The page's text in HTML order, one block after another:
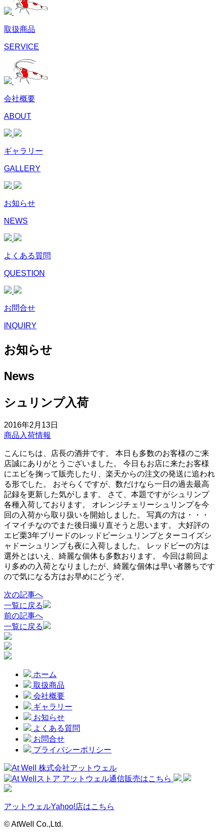
取扱商品
SERVICE
会社概要
ABOUT
ギャラリー
GALLERY
お知らせ
NEWS
よくある質問
QUESTION
お問合せ
INQUIRY
お知らせ
News
シュリンプ入荷
2016年2月13日
商品入荷情報
こんにちは、店長の酒井です。 本日も多数のお客様のご来
店誠にありがとうございました。 今日もお店に来たお客様
にエビを掬って販売したり、楽天からの注文の発送に追われ
る形でした。 おそらくですが、数だけなら一日の過去最高
記録を更新した気がします。 さて、本題ですがシュリンプ
各種入荷しております。 オレンジチェリーシュリンプを今
回の入荷から取り扱いを開始しました。 写真の方は・・・
イマイチなのでまた後日撮り直そうと思います。 大好評の
エビ栗3年ブリードのレッドビーシュリンプとターコイズシ
ャドーシュリンプも夜に入荷しました。 レッドビーの方は
選外とはいえ、綺麗な個体も多数おります。 今回は前回よ
り多めの入荷となりましたが、綺麗な個体は早い者勝ちです
ので気になる方はお早めにどうぞ。
次の記事へ
一覧に戻る
前の記事へ
一覧に戻る
ホーム
取扱商品
会社概要
ギャラリー
お知らせ
よくある質問
お問合せ
プライバシーポリシー
アットウェルYahoo!店はこちら
© AtWell Co.,Ltd.